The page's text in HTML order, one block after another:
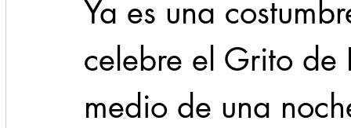
Ya es una
celebre el Grito
medio de una